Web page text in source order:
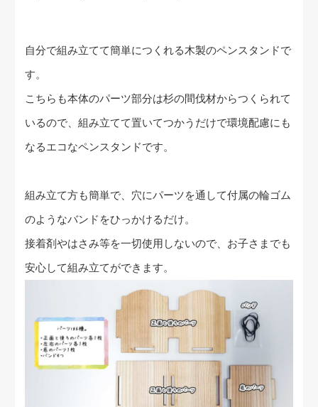
自分で組み立てて簡単につくれる木製のペンスタンドで
す。
こちらも本体のパーツ部分は杉の間伐材からつくられて
いるので、組み立てて置いてつかうだけで環境配慮にも
なるエコなペンスタンドです。
組み立て方も簡単で、穴にパーツを通して付属の輪ゴム
のようなバンドをひっかけるだけ。
接着剤やはさみ等を一切使用しないので、お子さまでも
安心して組み立てができます。